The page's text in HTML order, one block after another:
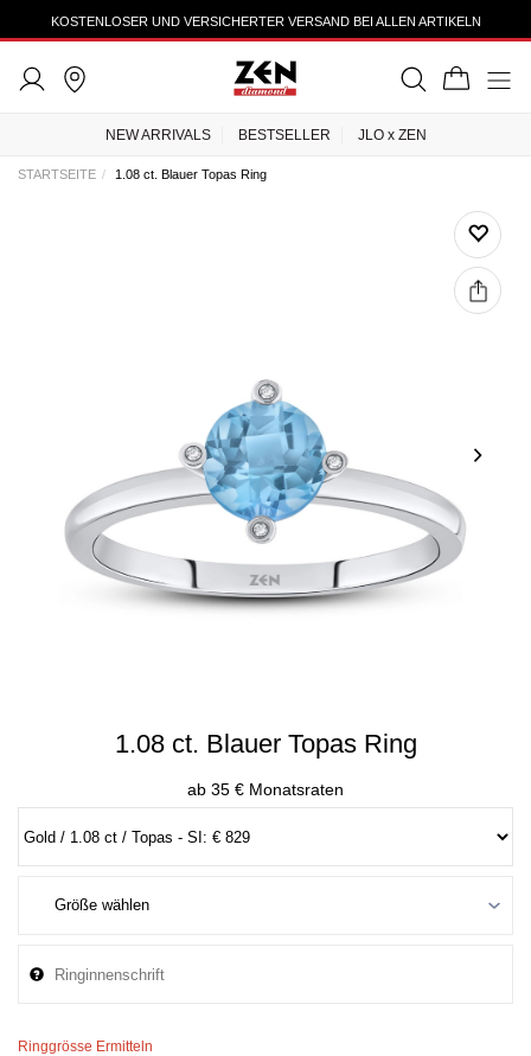
KOSTENLOSER UND VERSICHERTER VERSAND BEI ALLEN ARTIKELN
NEW ARRIVALS BESTSELLER JLO x ZEN
STARTSEITE 1.08 ct. Blauer Topas Ring
1.08 ct. Blauer Topas Ring
ab 35 € Monatsraten
Ringgrösse Ermitteln